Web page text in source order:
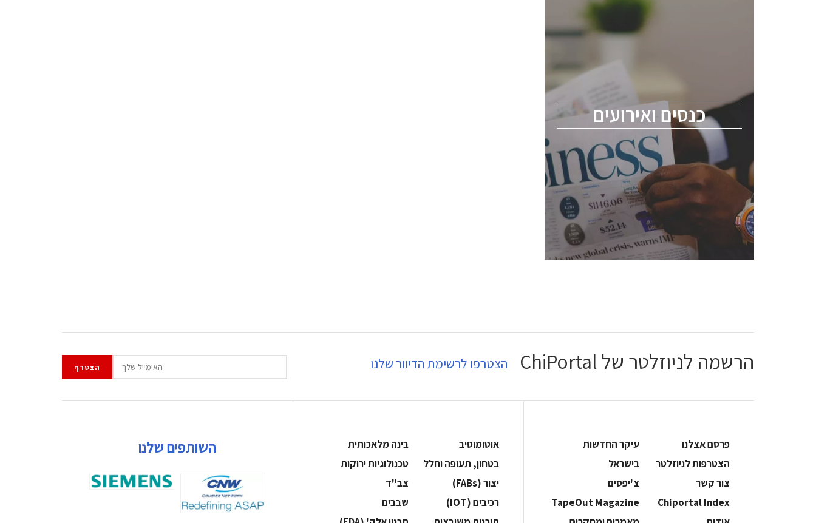
כנסים ואירועים
כנסים ואירועים
הסמיקונדקטור כולל מהנדסים, מומחים מקצועיים
ChipEx2026 will be held on May 12-13,
2026. The conference is intended for
everyone involved in the semiconductor
industry, including engineers, professional
experts, and senior executives.
לחץ לפרטים
הרשמה לניוזלטר של ChiPortal הצטרפו לרשימת הדיוור שלנו
פרסם אצלנו
עיקר החדשות
הצטרפות לניוזלטר
בישראל
צור קשר
צ'יפסים
Chiportal Index
TapeOut Magazine
אוטומוטיב
בינה מלאכותית
בטחון, תעופה וחלל
‫טכנולוגיות ירוקות‬
‫יצור (‪(FABs‬‬
‫צב"ד‬
‫רכיבים‬ (IOT)
‫שבבים‬
השותפים שלנו